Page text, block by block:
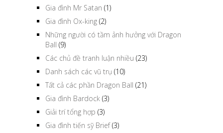
Gia đình Mr Satan (1)
Gia đình Ox-king (2)
Những người có tầm ảnh hưởng với Dragon
Ball (9)
Các chủ đề tranh luận nhiều (23)
Danh sách các vũ trụ (10)
Tất cả các phần Dragon Ball (21)
Gia đình Bardock (3)
Giải trí tổng hợp (3)
Gia đình tiến sỹ Brief(3)